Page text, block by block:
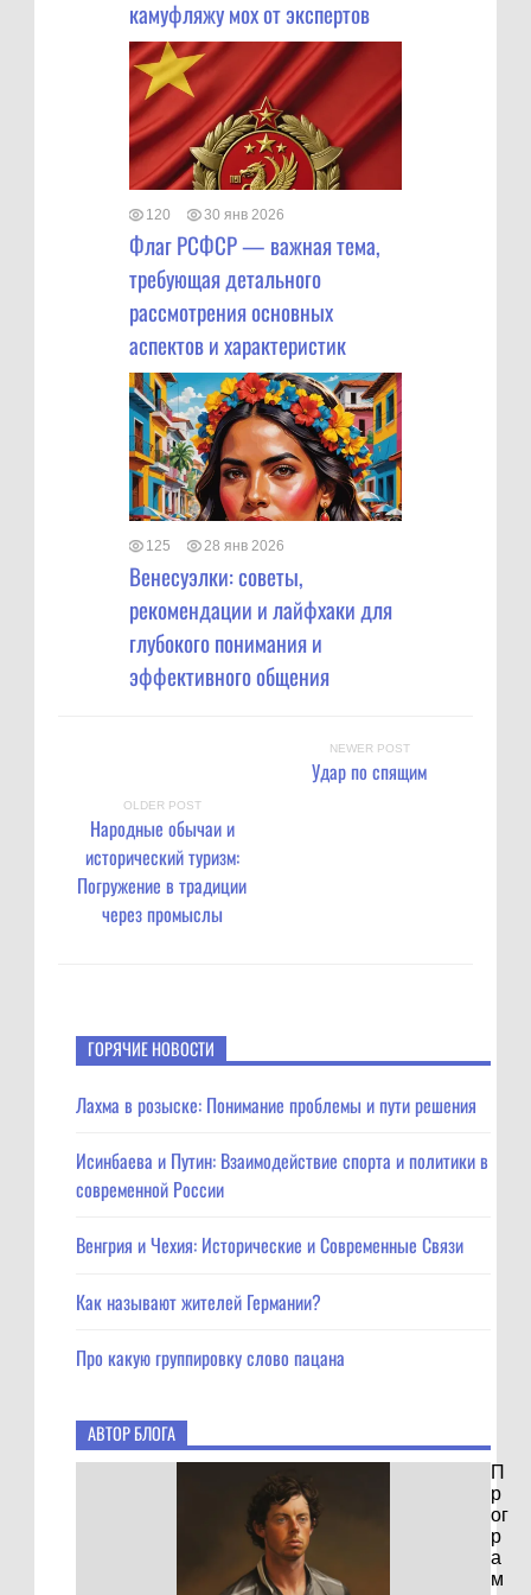
камуфляжу мох от экспертов
120 30 янв 2026
Флаг РСФСР — важная тема,
требующая детального
рассмотрения основных
аспектов и характеристик
125 28 янв 2026
Венесуэлки: советы,
рекомендации и лайфхаки для
глубокого понимания и
эффективного общения
NEWER POST
Удар по спящим
OLDER POST
Народные обычаи и
исторический туризм:
Погружение в традиции
через промыслы
ГОРЯЧИЕ НОВОСТИ
Лахма в розыске: Понимание проблемы и пути решения
Исинбаева и Путин: Взаимодействие спорта и политики в
современной России
Венгрия и Чехия: Исторические и Современные Связи
Как называют жителей Германии?
Про какую группировку слово пацана
АВТОР БЛОГА
П
р
ог
р
а
м